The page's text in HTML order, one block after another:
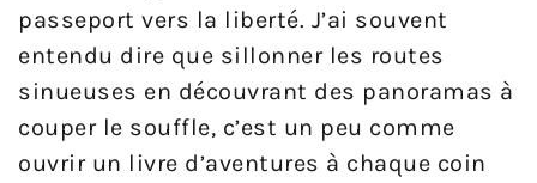
passeport vers la liberté. J’ai souvent
entendu dire que sillonner les routes
sinueuses en découvrant des panoramas à
couper le souffle, c’est un peu comme
ouvrir un livre d’aventures à chaque coin